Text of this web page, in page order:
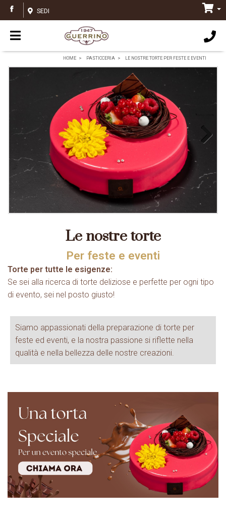
SEDI
HOME PASTICCERIA LE NOSTRE TORTE PER FESTE E EVENTI
Le nostre torte
Per feste e eventi
Torte per tutte le esigenze:
Se sei alla ricerca di torte deliziose e perfette per ogni tipo
di evento, sei nel posto giusto!
Siamo appassionati della preparazione di torte per
feste ed eventi, e la nostra passione si riflette nella
qualità e nella bellezza delle nostre creazioni.